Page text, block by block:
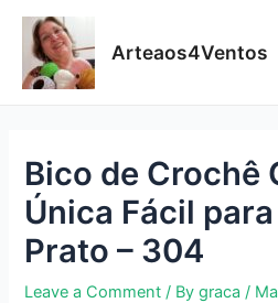
content
Arteaos4Ventos
Bico de Crochê
Única Fácil
Prato – 304
Leave a Comment / Bygraca /